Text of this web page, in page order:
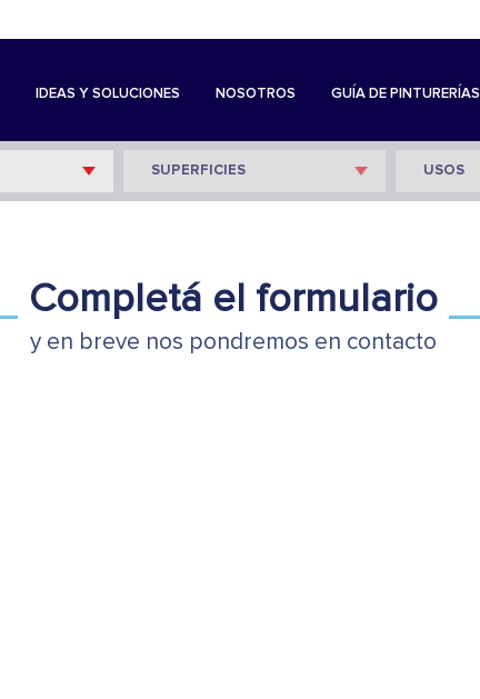
IDEAS Y SOLUCIONES NOSOTROS GUÍA DE PINTURERÍAS
Completá el formulario
y en breve nos pondremos en contacto